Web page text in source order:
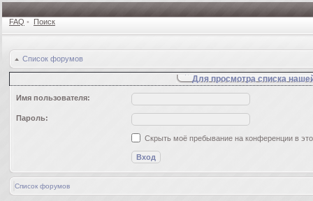
FAQ • Поиск
Список форумов
Для просмотра списка
Имя пользователя:
Пароль:
Скрыть моё пребывание на конференции в
Список форумов